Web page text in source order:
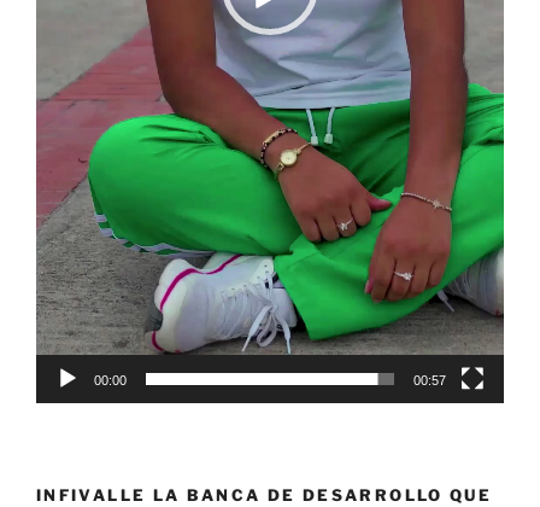
00:00 00:57
INFIVALLE LA BANCA DE DESARROLLO QUE